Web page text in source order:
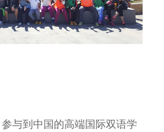
与到中国的高端国际双语学